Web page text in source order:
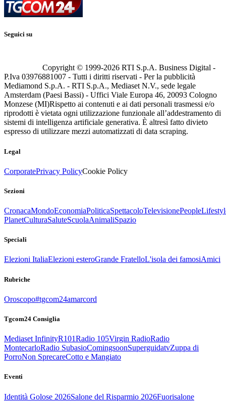
Seguici su
Copyright © 1999-2026 RTI S.p.A. Business Digital -
P.Iva 03976881007 - Tutti i diritti riservati - Per la pubblicità
Mediamond S.p.A. - RTI S.p.A., Mediaset N.V., sede legale
Amsterdam (Paesi Bassi) - Uffici Viale Europa 46, 20093 Cologno
Monzese (MI)Rispetto ai contenuti e ai dati personali trasmessi e/o
riprodotti è vietata ogni utilizzazione funzionale all’addestramento di
sistemi di intelligenza artificiale generativa. È altresì fatto divieto
espresso di utilizzare mezzi automatizzati di data scraping.
Legal
CorporatePrivacy PolicyCookie Policy
Sezioni
CronacaMondoEconomiaPoliticaSpettacoloTelevisionePeople
PlanetCulturaSaluteScuolaAnimaliSpazio
Speciali
Elezioni ItaliaElezioni esteroGrande FratelloL'isola dei famosiAmici
Rubriche
Oroscopo#tgcom24amarcord
Tgcom24 Consiglia
Mediaset InfinityR101Radio 105Virgin RadioRadio
MontecarloRadio SubasioComingsoonSuperguidatvZuppa di
PorroNon SprecareCotto e Mangiato
Eventi
Identità Golose 2026Salone del Risparmio 2026Fuorisalone